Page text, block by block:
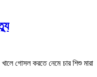
গোসল করতে নেমে চার শিশু মারা